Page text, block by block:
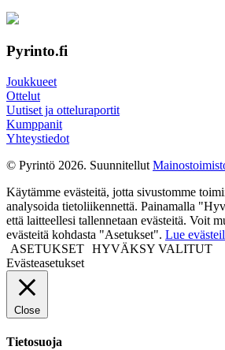
Pyrinto.fi
Joukkueet
Ottelut
Uutiset ja otteluraportit
Kumppanit
Yhteystiedot
© Pyrintö 2026. Suunnitellut
Käytämme evästeitä, jotta sivustomme
analysoida tietoliikennettä. Painamalla
että laitteellesi tallennetaan evästeitä. Voit
evästeitä kohdasta "Asetukset". Lue
ASETUKSET HYVÄKSY VALITUT
Evästeasetukset
Close
Tietosuoja